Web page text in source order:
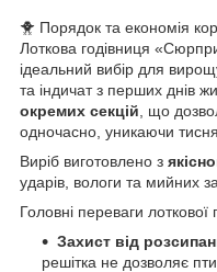
🐥 Порядок та економія
Лоткова годівниця
ідеальний вибір для
та індичат з перших днів
окремих секцій , що
одночасно, уникаючи
Виріб виготовлено з
ударів, вологи та мийних
Головні переваги лоткової
Захист від
решітка не дозволяє